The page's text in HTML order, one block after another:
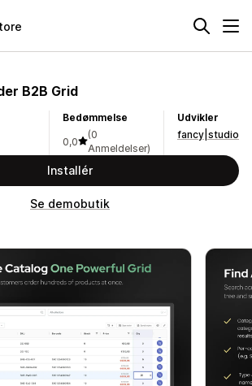
B2B Grid
Bedømmelse
0,0
(0
Anmeldelser)
Udvikler
fancy|studio
Installér
Se demobutik